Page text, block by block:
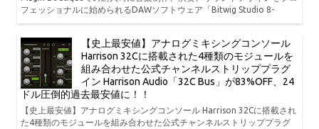
フェッショナルに始められるDAWソフトウェア「Bitwig Studio 8-
【史上最安値】アナログミキシングコンソール
Harrison 32Cに搭載された4種類のモジュールを
組み合わせた公式チャンネルストリッププラグ
イン Harrison Audio「32C Bus」が83%OFF、24
ドル圧倒的過去最安値に！！
【史上最安値】アナログミキシングコンソール Harrison 32Cに搭載され
た4種類のモジュールを組み合わせた公式チャンネルストリッププラグ